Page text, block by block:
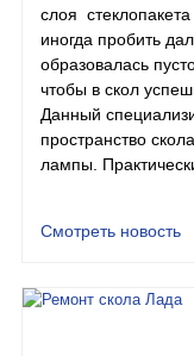
слоя
иногда пробить
образовалась
чтобы в скол
Данный
пространство
лампы.
Смотреть новость